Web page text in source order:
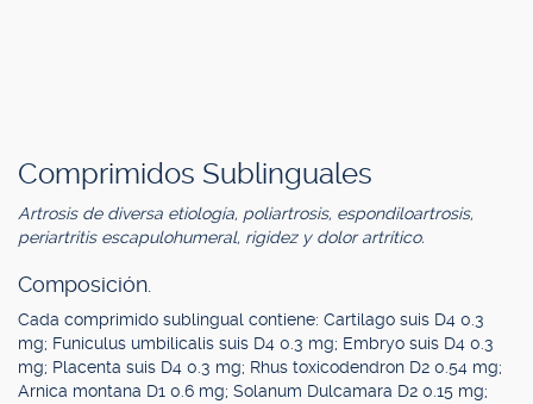
Comprimidos Sublinguales
Artrosis de diversa etiología, poliartrosis, espondiloartrosis,
periartritis escapulohumeral, rigidez y dolor artrítico.
Composición.
Cada comprimido sublingual contiene: Cartilago suis D4 0.3
mg; Funiculus umbilicalis suis D4 0.3 mg; Embryo suis D4 0.3
mg; Placenta suis D4 0.3 mg; Rhus toxicodendron D2 0.54 mg;
Arnica montana D1 0.6 mg; Solanum Dulcamara D2 0.15 mg;